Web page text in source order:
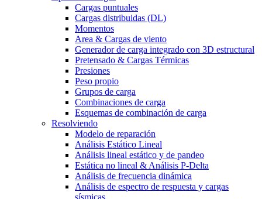
Cargas puntuales
Cargas distribuidas (DL)
Momentos
Area & Cargas de viento
Generador de carga integrado con 3D estructural
Pretensado & Cargas Térmicas
Presiones
Peso propio
Grupos de carga
Combinaciones de carga
Esquemas de combinación de carga
Resolviendo
Modelo de reparación
Análisis Estático Lineal
Análisis lineal estático y de pandeo
Estática no lineal & Análisis P-Delta
Análisis de frecuencia dinámica
Análisis de espectro de respuesta y cargas